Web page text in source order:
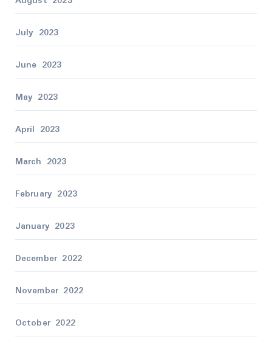
July 2023
June 2023
May 2023
April 2023
March 2023
February 2023
January 2023
December 2022
November 2022
October 2022